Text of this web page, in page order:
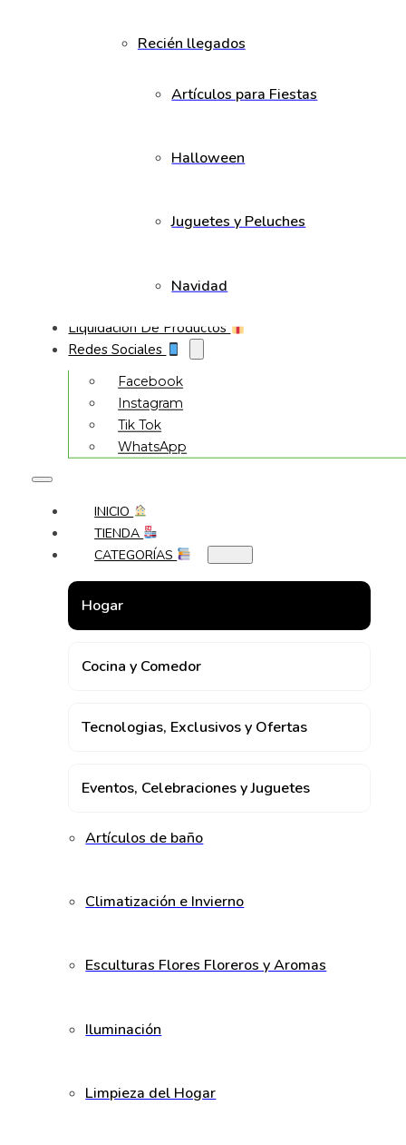
Recién llegados
Artículos para Fiestas
Halloween
Juguetes y Peluches
Navidad
Liquidación De Productos
Redes Sociales
Facebook
Instagram
Tik Tok
WhatsApp
INICIO
TIENDA
CATEGORÍAS
Hogar
Cocina y Comedor
Tecnologias, Exclusivos y Ofertas
Eventos, Celebraciones y Juguetes
Artículos de baño
Climatización e Invierno
Esculturas Flores Floreros y Aromas
Iluminación
Limpieza del Hogar